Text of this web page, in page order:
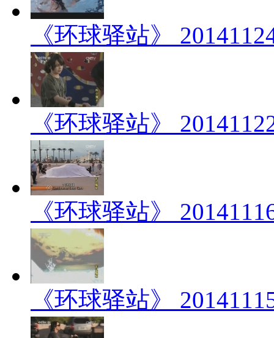
《环球驿站》
《环球驿站》
《环球驿站》
《环球驿站》